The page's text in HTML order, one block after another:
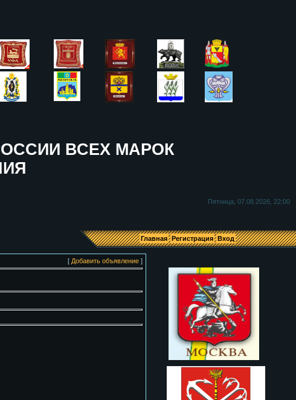
ВСЕХ МАРОК
Пятница, 07.08.2026, 22:00
Главная Регистрация Вход
[ Добавить объявление ]